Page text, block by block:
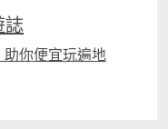
誌
你便宜玩遍地